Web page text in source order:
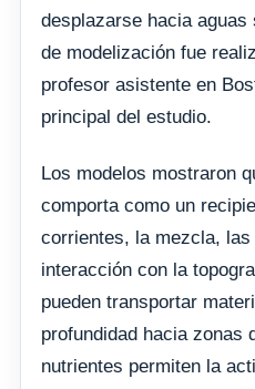
desplazarse hacia
de modelización fue
profesor asistente en
principal del estudio.
Los modelos mostraron
comporta como un
corrientes, la mezcla,
interacción con la
pueden transportar
profundidad hacia zonas
nutrientes permiten la